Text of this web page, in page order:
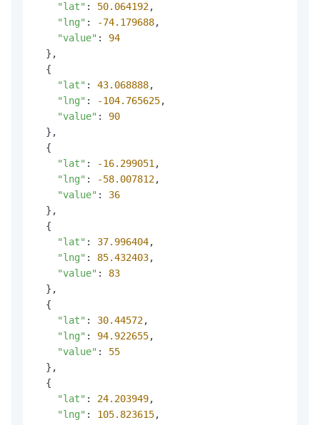
"lat" : 50.064192,
"lng" : -74.179688,
"value" : 94
  },
  {
"lat" : 43.068888,
"lng" : -104.765625,
"value" : 90
  },
  {
"lat" : -16.299051,
"lng" : -58.007812,
"value" : 36
  },
  {
"lat" : 37.996404,
"lng" : 85.432403,
"value" : 83
  },
  {
"lat" : 30.44572,
"lng" : 94.922655,
"value" : 55
  },
  {
"lat" : 24.203949,
"lng" : 105.823615,